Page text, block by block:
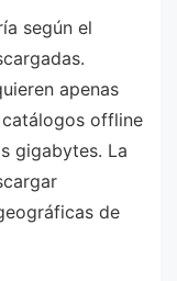
según el
apenas
offline
gigabytes. La
de